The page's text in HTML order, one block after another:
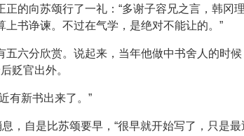
的向苏颂行了一礼：“多谢子容兄之言，韩冈
书诤谏。不过在气学，是绝对不能让的。”
六分欣赏。说起来，当年他做中书舍人的时
贬官出外。
有新书出来了。”
，自是比苏颂要早，“很早就开始写了，只